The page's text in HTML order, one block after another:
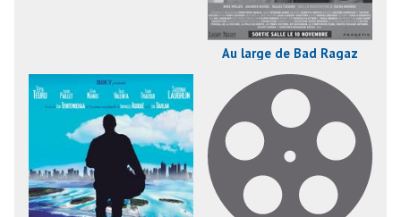
Au large de Bad Ragaz